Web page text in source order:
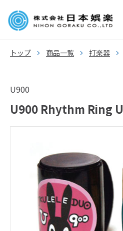
トップ 商品一覧 打楽器
U900
U900 Rhythm Ring U